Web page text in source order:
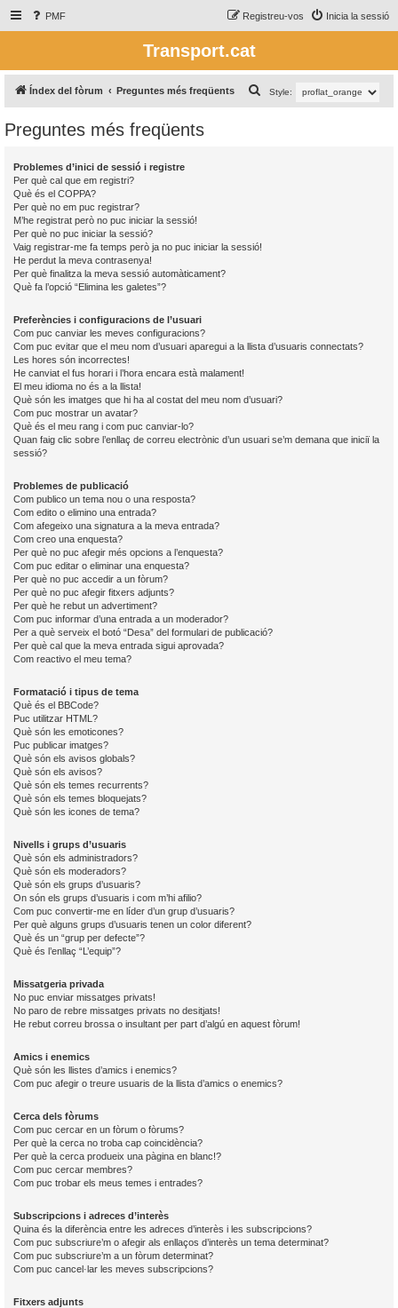
PMF Inicia la sessió
Registreu-vos
Transport.cat
Índex del fòrum Preguntes més freqüents Style:
e
Preguntes més freqüents
Problemes d’inici de sessió i registre
Per què cal que em registri?
Què és el COPPA?
Per què no em puc registrar?
M’he registrat però no puc iniciar la sessió!
Per què no puc iniciar la sessió?
Vaig registrar-me fa temps però ja no puc iniciar la sessió!
He perdut la meva contrasenya!
Per què finalitza la meva sessió automàticament?
Què fa l’opció “Elimina les galetes”?
Preferències i configuracions de l’usuari
Com puc canviar les meves configuracions?
Com puc evitar que el meu nom d’usuari aparegui a la llista d’usuaris connectats?
Les hores són incorrectes!
He canviat el fus horari i l’hora encara està malament!
El meu idioma no és a la llista!
Què són les imatges que hi ha al costat del meu nom d’usuari?
Com puc mostrar un avatar?
Què és el meu rang i com puc canviar-lo?
Quan faig clic sobre l’enllaç de correu electrònic d’un usuari se’m demana que iniciï la
sessió?
Problemes de publicació
Com publico un tema nou o una resposta?
Com edito o elimino una entrada?
Com afegeixo una signatura a la meva entrada?
Com creo una enquesta?
Per què no puc afegir més opcions a l’enquesta?
Com puc editar o eliminar una enquesta?
Per què no puc accedir a un fòrum?
Per què no puc afegir fitxers adjunts?
Per què he rebut un advertiment?
Com puc informar d’una entrada a un moderador?
Per a què serveix el botó “Desa” del formulari de publicació?
Per què cal que la meva entrada sigui aprovada?
Com reactivo el meu tema?
Formatació i tipus de tema
Què és el BBCode?
Puc utilitzar HTML?
Què són les emoticones?
Puc publicar imatges?
Què són els avisos globals?
Què són els avisos?
Què són els temes recurrents?
Què són els temes bloquejats?
Què són les icones de tema?
Nivells i grups d’usuaris
Què són els administradors?
Què són els moderadors?
Què són els grups d’usuaris?
On són els grups d’usuaris i com m’hi afilio?
Com puc convertir-me en líder d’un grup d’usuaris?
Per què alguns grups d’usuaris tenen un color diferent?
Què és un “grup per defecte”?
Què és l’enllaç “L’equip”?
Missatgeria privada
No puc enviar missatges privats!
No paro de rebre missatges privats no desitjats!
He rebut correu brossa o insultant per part d’algú en aquest fòrum!
Amics i enemics
Què són les llistes d’amics i enemics?
Com puc afegir o treure usuaris de la llista d’amics o enemics?
Cerca dels fòrums
Com puc cercar en un fòrum o fòrums?
Per què la cerca no troba cap coincidència?
Per què la cerca produeix una pàgina en blanc!?
Com puc cercar membres?
Com puc trobar els meus temes i entrades?
Subscripcions i adreces d’interès
Quina és la diferència entre les adreces d’interès i les subscripcions?
Com puc subscriure’m o afegir als enllaços d’interès un tema determinat?
Com puc subscriure’m a un fòrum determinat?
Com puc cancel·lar les meves subscripcions?
Fitxers adjunts